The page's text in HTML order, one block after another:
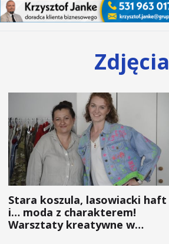
Zdjęcia
Stara koszula, lasowiacki haft
i… moda z charakterem!
Warsztaty kreatywne w